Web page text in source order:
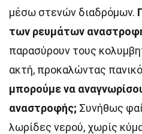
μέσω στενών διαδρόμων.
των ρευμάτων
παρασύρουν τους
ακτή, προκαλώντας
μπορούμε να
αναστροφής; Συνήθως
λωρίδες νερού, χωρίς